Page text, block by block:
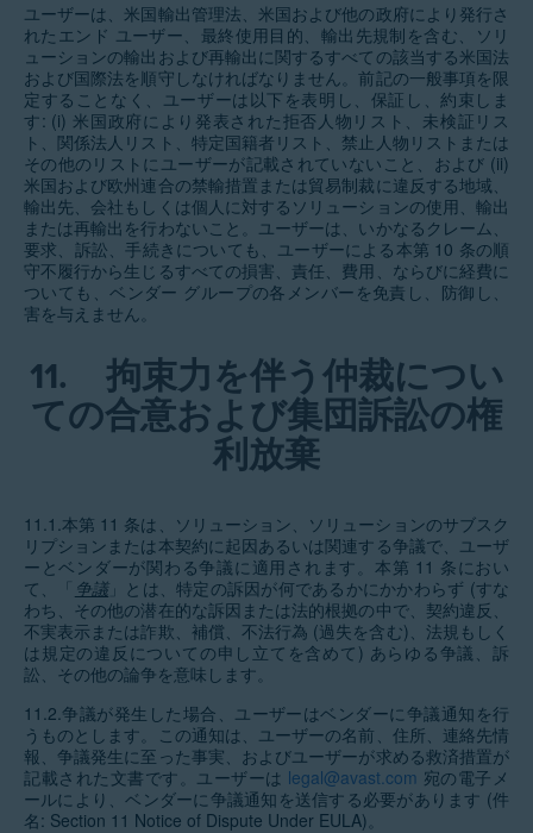
ユーザーは、米国輸出管理法、米国および他の政府により発行さ
れたエンド ユーザー、最終使用目的、輸出先規制を含む、ソリ
ューションの輸出および再輸出に関するすべての該当する米国法
および国際法を順守しなければなりません。前記の一般事項を限
定することなく、ユーザーは以下を表明し、保証し、約束しま
す: (i) 米国政府により発表された拒否人物リスト、未検証リス
ト、関係法人リスト、特定国籍者リスト、禁止人物リストまたは
その他のリストにユーザーが記載されていないこと、および (ii)
米国および欧州連合の禁輸措置または貿易制裁に違反する地域、
輸出先、会社もしくは個人に対するソリューションの使用、輸出
または再輸出を行わないこと。ユーザーは、いかなるクレーム、
要求、訴訟、手続きについても、ユーザーによる本第 10 条の順
守不履行から生じるすべての損害、責任、費用、ならびに経費に
ついても、ベンダー グループの各メンバーを免責し、防御し、
害を与えません。
11.
拘束力を伴う仲裁につい
ての合意および集団訴訟の権
利放棄
11.1.本第 11 条は、ソリューション、ソリューションのサブスク
リプションまたは本契約に起因あるいは関連する争議で、ユーザ
ーとベンダーが関わる争議に適用されます。本第 11 条におい
て、「 争議」とは、特定の訴因が何であるかにかかわらず (すな
わち、その他の潜在的な訴因または法的根拠の中で、契約違反、
不実表示または詐欺、補償、不法行為 (過失を含む)、法規もしく
は規定の違反についての申し立てを含めて) あらゆる争議、訴
訟、その他の論争を意味します。
11.2.争議が発生した場合、ユーザーはベンダーに争議通知を行
うものとします。この通知は、ユーザーの名前、住所、連絡先情
報、争議発生に至った事実、およびユーザーが求める救済措置が
記載された文書です。ユーザーは legal@avast.com 宛の電子メ
ールにより、ベンダーに争議通知を送信する必要があります (件
名: Section 11 Notice of Dispute Under EULA)。